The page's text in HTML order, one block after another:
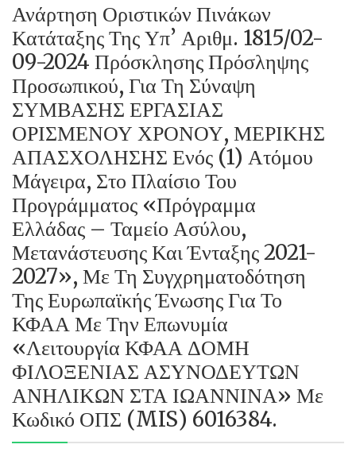
Ανάρτηση Οριστικών Πινάκων
Κατάταξης Της Υπ’ Αριθμ. 1815/02-
09-2024 Πρόσκλησης Πρόσληψης
Προσωπικού, Για Τη Σύναψη
ΣΥΜΒΑΣΗΣ ΕΡΓΑΣΙΑΣ
ΟΡΙΣΜΕΝΟΥ ΧΡΟΝΟΥ, ΜΕΡΙΚΗΣ
ΑΠΑΣΧΟΛΗΣΗΣ Ενός (1) Ατόμου
Μάγειρα, Στο Πλαίσιο Του
Προγράμματος «Πρόγραμμα
Ελλάδας – Ταμείο Ασύλου,
Μετανάστευσης Και Ένταξης 2021-
2027», Με Τη Συγχρηματοδότηση
Της Ευρωπαϊκής Ένωσης Για Το
ΚΦΑΑ Με Την Επωνυμία
«Λειτουργία ΚΦΑΑ ΔΟΜΗ
ΦΙΛΟΞΕΝΙΑΣ ΑΣΥΝΟΔΕΥΤΩΝ
ΑΝΗΛΙΚΩΝ ΣΤΑ ΙΩΑΝΝΙΝΑ» Με
Κωδικό ΟΠΣ (MIS) 6016384.